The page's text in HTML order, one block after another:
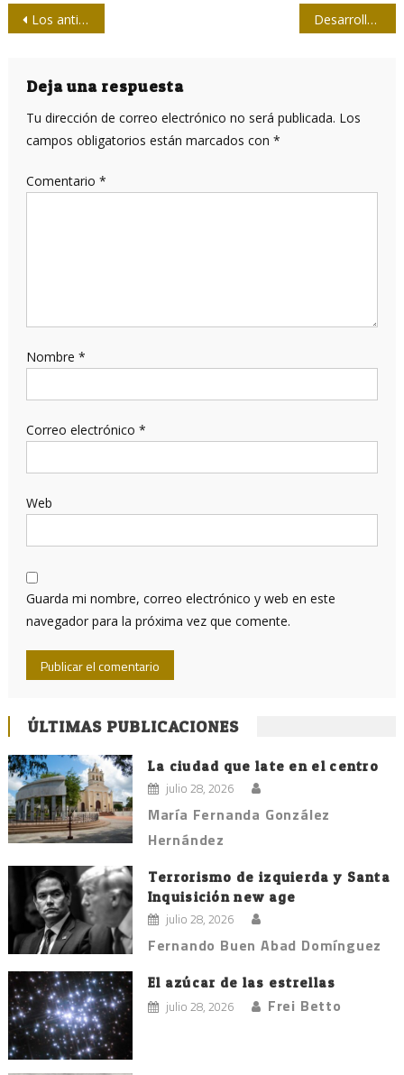
Navegación
entradas
Los anticuerpos contra el SARS-CoV-2 podría permanecer activos tres meses después de la infección Desarrolla Casa de las Américas cuarto coloquio sobre culturas originarias de América
Deja una respuesta
Tu dirección de correo electrónico no será publicada. Los
campos obligatorios están marcados con *
Comentario *
Nombre *
Correo electrónico *
Web
Guarda mi nombre, correo electrónico y web en este
navegador para la próxima vez que comente.
ÚLTIMAS PUBLICACIONES
La ciudad que late en el centro
julio 28, 2026
María Fernanda González
Hernández
Terrorismo de izquierda y Santa
Inquisición new age
julio 28, 2026
Fernando Buen Abad Domínguez
El azúcar de las estrellas
julio 28, 2026 Frei Betto